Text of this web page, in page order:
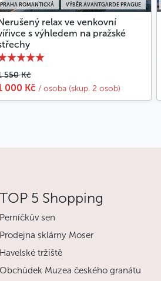
PRAHA ROMANTICKÁ VÝBĚR AVANTGARDE PRAGUE
relax ve venkovní
s výhledem na pražské
550 Kč
000 Kč / osoba (skup. 2 osob)
TOP 5 Shopping
Perníčkův sen
Prodejna sklárny Moser
Havelské tržiště
Obchůdek Muzea českého granátu